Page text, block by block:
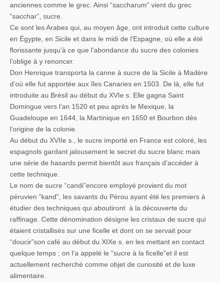
anciennes comme le grec. Ainsi “saccharum” vient du grec
“sacchar”, sucre.
Ce sont les Arabes qui, au moyen âge, ont introduit cette culture
en Égypte, en Sicile et dans le midi de l’Espagne, où elle a été
florissante jusqu’à ce que l’abondance du sucre des colonies
l’oblige à y renoncer.
Don Henrique transporta la canne à sucre de la Sicile à Madère
d’où elle fut apportée aux îles Canaries en 1503. De là, elle fut
introduite au Brésil au début du XVIe s. Elle gagna Saint
Domingue vers l’an 1520 et peu après le Mexique, la
Guadeloupe en 1644, la Martinique en 1650 et Bourbon dès
l’origine de la colonie.
Au début du XVIIe s., le sucre importé en France est coloré, les
espagnols gardant jalousement le secret du sucre blanc mais
une série de hasards permit bientôt aux français d’accéder à
cette technique.
Le nom de sucre “candi”encore employé provient du mot
péruvien “kand”, les savants du Pérou ayant été les premiers à
étudier des techniques qui aboutiront à la découverte du
raffinage. Cette dénomination désigne les cristaux de sucre qui
étaient cristallisés sur une ficelle et dont on se servait pour
“doucir”son café au début du XIXe s. en les mettant en contact
quelque temps ; on l’a appelé le “sucre à la ficelle”et il est
actuellement recherché comme objet de curiosité et de luxe
alimentaire.